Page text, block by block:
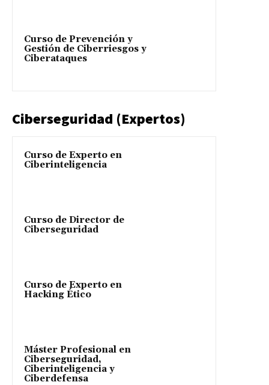
Curso de Prevención y
Gestión de Ciberriesgos y
Ciberataques
Ciberseguridad (Expertos)
Curso de Experto en
Ciberinteligencia
Curso de Director de
Ciberseguridad
Curso de Experto en
Hacking Ético
Máster Profesional en
Ciberseguridad,
Ciberinteligencia y
Ciberdefensa